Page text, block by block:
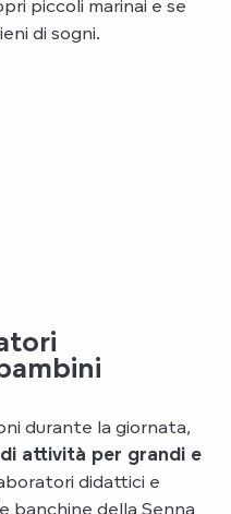
piccoli marinai e se
di sogni.
durante la giornata,
attività per grandi e
didattici e
banchine della Senna